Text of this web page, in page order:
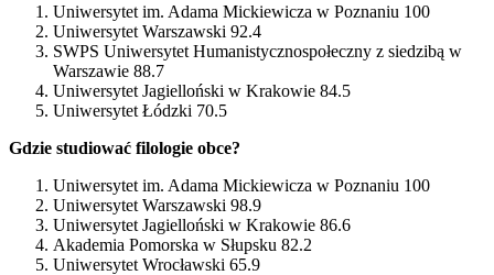
Uniwersytet im. Adama Mickiewicza w Poznaniu 100
Uniwersytet Warszawski 92.4
SWPS Uniwersytet Humanistycznospołeczny z siedzibą w
Warszawie 88.7
Uniwersytet Jagielloński w Krakowie 84.5
Uniwersytet Łódzki 70.5
Gdzie studiować filologie obce?
Uniwersytet im. Adama Mickiewicza w Poznaniu 100
Uniwersytet Warszawski 98.9
Uniwersytet Jagielloński w Krakowie 86.6
Akademia Pomorska w Słupsku 82.2
Uniwersytet Wrocławski 65.9